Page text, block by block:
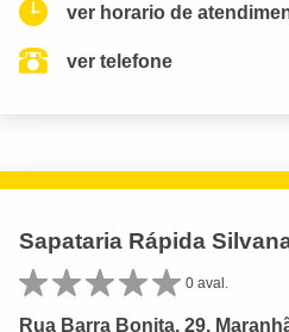
ver horario de
ver telefone
Sapataria Rápida
0 aval.
Rua Barra Bonita, 29,